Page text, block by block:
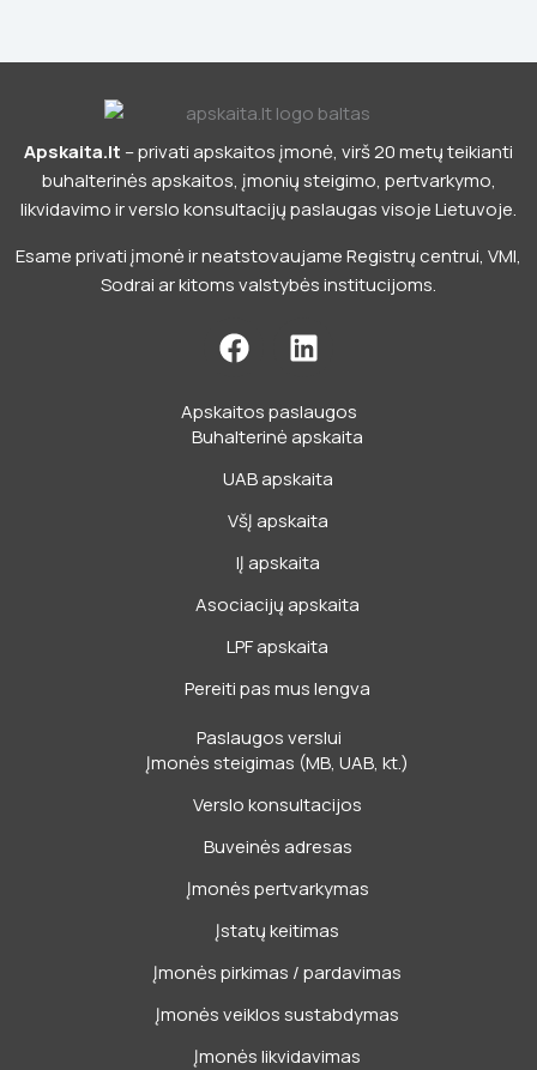
Apskaita.lt – privati apskaitos įmonė, virš 20 metų teikianti
buhalterinės apskaitos, įmonių steigimo, pertvarkymo,
likvidavimo ir verslo konsultacijų paslaugas visoje Lietuvoje.
Esame privati įmonė ir neatstovaujame Registrų centrui, VMI,
Sodrai ar kitoms valstybės institucijoms.
F
a
e
b
o
o
k
L
i
k
e
d
i
n
Apskaitos paslaugos
Buhalterinė apskaita
UAB apskaita
VšĮ apskaita
IĮ apskaita
Asociacijų apskaita
LPF apskaita
Pereiti pas mus lengva
Paslaugos verslui
Įmonės steigimas (MB, UAB, kt.)
Verslo konsultacijos
Buveinės adresas
Įmonės pertvarkymas
Įstatų keitimas
Įmonės pirkimas / pardavimas
Įmonės veiklos sustabdymas
Įmonės likvidavimas